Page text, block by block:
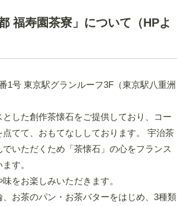
福寿園茶寮」について（HPよ
1号 東京駅グランルーフ3F（東京駅八重洲
した創作茶懐石をご提供しており、コー
てて、おもてなししております。 宇治茶
いただくため「茶懐石」の心をフランス
す。
をお楽しみいただきます。
お茶のパン・お茶バターをはじめ、3種類